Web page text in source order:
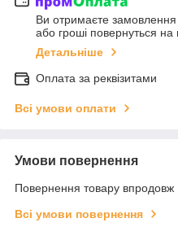
Ви отримаєте замовлення
або гроші повернуться на
Детальніше
Оплата за реквізитами
Всі умови оплати
Умови повернення
Повернення товару впродовж
Всі умови повернення